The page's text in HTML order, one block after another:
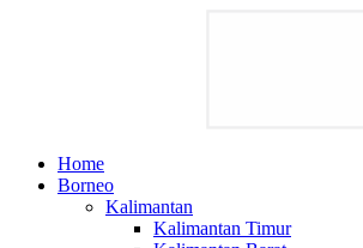
Home
Borneo
Kalimantan
Kalimantan Timur